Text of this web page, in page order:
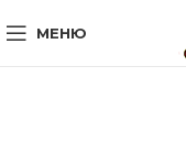
МЕНЮ